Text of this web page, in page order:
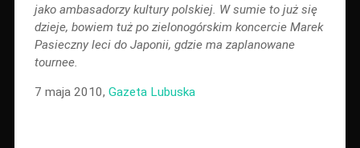
jako ambasadorzy kultury polskiej. W sumie to już się
dzieje, bowiem tuż po zielonogórskim koncercie Marek
Pasieczny leci do Japonii, gdzie ma zaplanowane
tournee.
7 maja 2010, Gazeta Lubuska